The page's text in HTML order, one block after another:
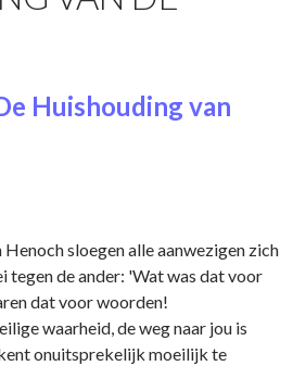
Huishouding van
sloegen alle aanwezigen zich
tegen de ander: 'Wat was dat voor
dat voor woorden!
waarheid, de weg naar jou is
onuitsprekelijk moeilijk te